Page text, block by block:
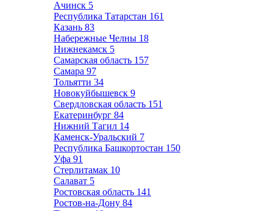
Ачинск 5
Республика Татарстан 161
Казань 83
Набережные Челны 18
Нижнекамск 5
Самарская область 157
Самара 97
Тольятти 34
Новокуйбышевск 9
Свердловская область 151
Екатеринбург 84
Нижний Тагил 14
Каменск-Уральский 7
Республика Башкортостан 150
Уфа 91
Стерлитамак 10
Салават 5
Ростовская область 141
Ростов-на-Дону 84